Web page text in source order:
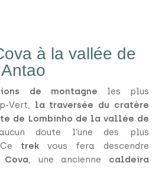
à la vallée de
de montagne les plus
Vert, la traversée du cratère
de Lombinho de la vallée de
doute l’une des plus
trekvous fera descendre
, une ancienne caldeira